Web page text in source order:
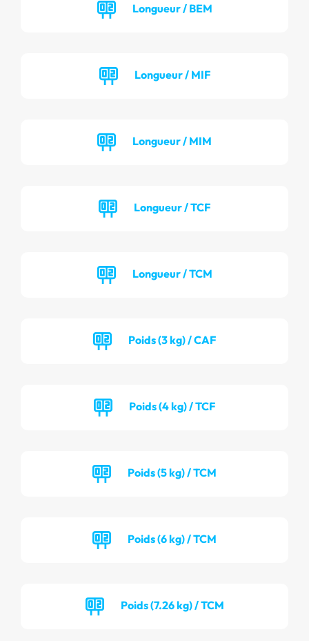
Longueur / BEM
Longueur / MIF
Longueur / MIM
Longueur / TCF
Longueur / TCM
Poids (3 kg) / CAF
Poids (4 kg) / TCF
Poids (5 kg) / TCM
Poids (6 kg) / TCM
Poids (7.26 kg) / TCM